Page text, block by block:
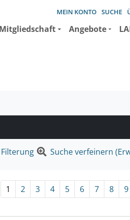
MEIN KONTO SUCHE
Mitgliedschaft Angebote
Suche verfeinern
1 2 3 4 5 6 7 8 9